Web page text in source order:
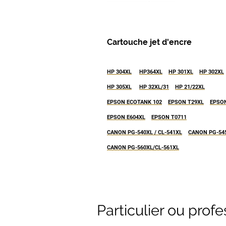
Cartouche jet d'encre
HP 304XL HP364XL HP 301XL HP 302XL
HP 305XL HP 32XL/31 HP 21/22XL
EPSON ECOTANK 102 EPSON T29XL
EPSON E604XL EPSON T0711
CANON PG-540XL / CL-541XL CANON PG-
CANON PG-560XL/CL-561XL
Particulier ou